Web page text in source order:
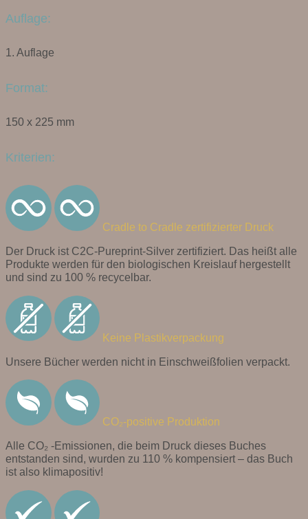
Auflage:
1. Auflage
Format:
150 x 225 mm
Kriterien:
Cradle to Cradle zertifizierter Druck
Der Druck ist C2C-Pureprint-Silver zertifiziert. Das heißt alle
Produkte werden für den biologischen Kreislauf hergestellt
und sind zu 100 % recycelbar.
Keine Plastikverpackung
Unsere Bücher werden nicht in Einschweißfolien verpackt.
CO₂-positive Produktion
Alle CO₂ -Emissionen, die beim Druck dieses Buches
entstanden sind, wurden zu 110 % kompensiert – das Buch
ist also klimapositiv!